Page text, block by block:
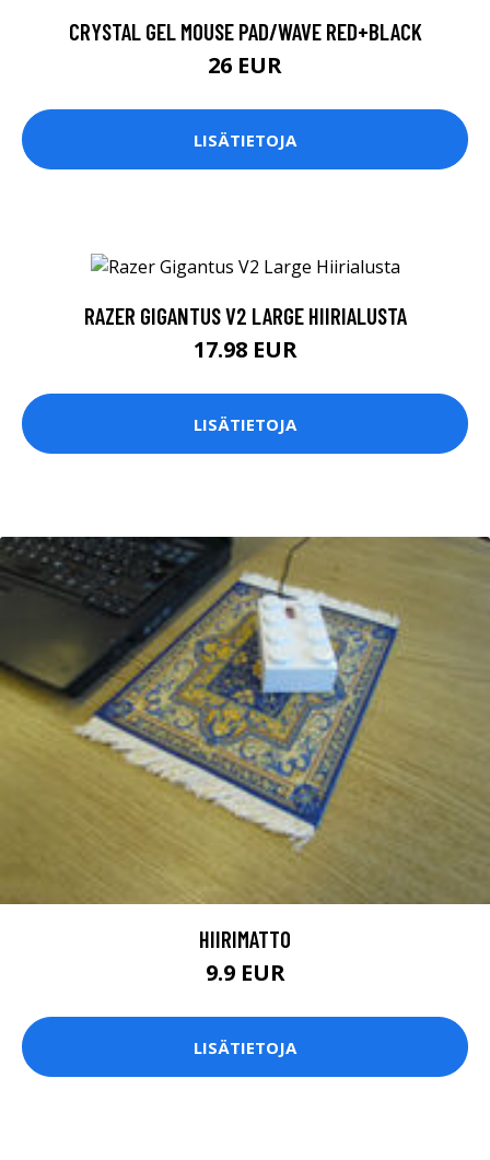
CRYSTAL GEL MOUSE PAD/WAVE RED+BLACK
26 EUR
LISÄTIETOJA
RAZER GIGANTUS V2 LARGE HIIRIALUSTA
17.98 EUR
LISÄTIETOJA
HIIRIMATTO
9.9 EUR
LISÄTIETOJA